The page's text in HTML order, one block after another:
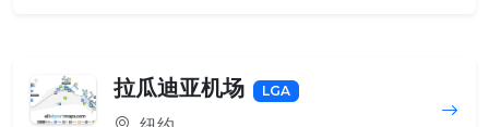
拉瓜迪亚机场 LGA